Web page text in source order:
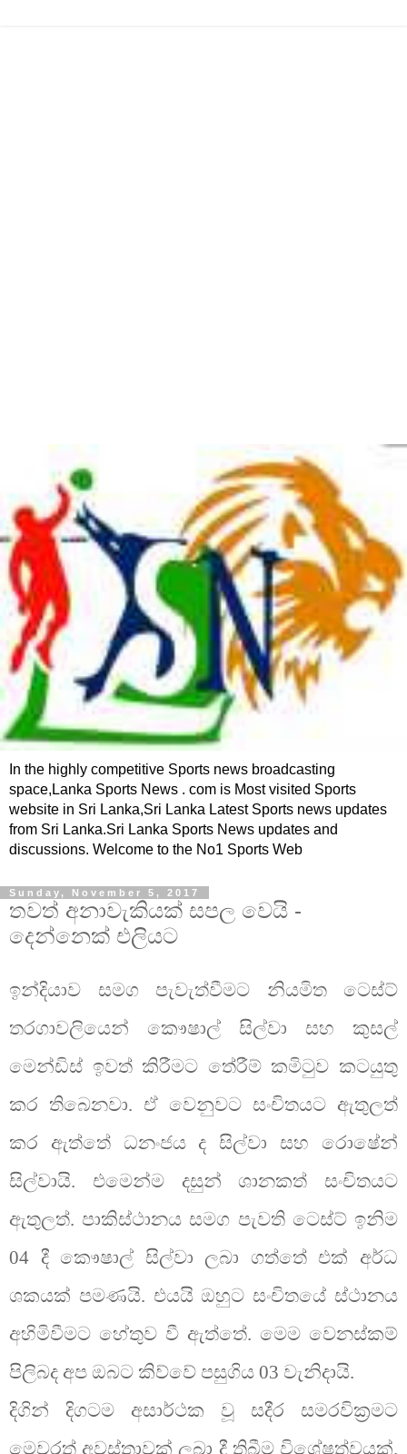
In the highly competitive Sports news broadcasting
space,Lanka Sports News . com is Most visited Sports
website in Sri Lanka,Sri Lanka Latest Sports news updates
from Sri Lanka.Sri Lanka Sports News updates and
discussions. Welcome to the No1 Sports Web
Sunday, November 5, 2017
තවත් අනාවැකියක් සපල වෙයි -
දෙන්නෙක් එලියට
ඉන්දියාව සමග පැවැත්වීමට නියමිත ටෙස්ට්
තරගාවලියෙන් කෞෂාල් සිල්වා සහ කුසල්
මෙන්ඩිස් ඉවත් කිරීමට තේරීම් කමිටුව කටයුතු
කර තිබෙනවා. ඒ වෙනුවට සංචිතයට ඇතුලත්
කර ඇත්තේ ධනංජය ද සිල්වා සහ රොෂේන්
සිල්වායි. එමෙන්ම දසුන් ශානකත් සංචිතයට
ඇතුලත්. පාකිස්ථානය සමග පැවති ටෙස්ට් ඉනිම
04 දී කෞෂාල් සිල්වා ලබා ගත්තේ එක් අර්ධ
ශකයක් පමණයි. එයයි ඔහුට සංචිතයේ ස්ථානය
අහිමිවීමට හේතුව වී ඇත්තේ. මෙම වෙනස්කම්
පිලිබද අප ඔබට කිව්වේ පසුගිය 03 වැනිදායි.
දිගින් දිගටම අසාර්ථක වූ සදීර සමරවික්‍රමට
මෙවරත් අවස්තාවක් ලබා දී තිබීම විශේෂත්වයක්.